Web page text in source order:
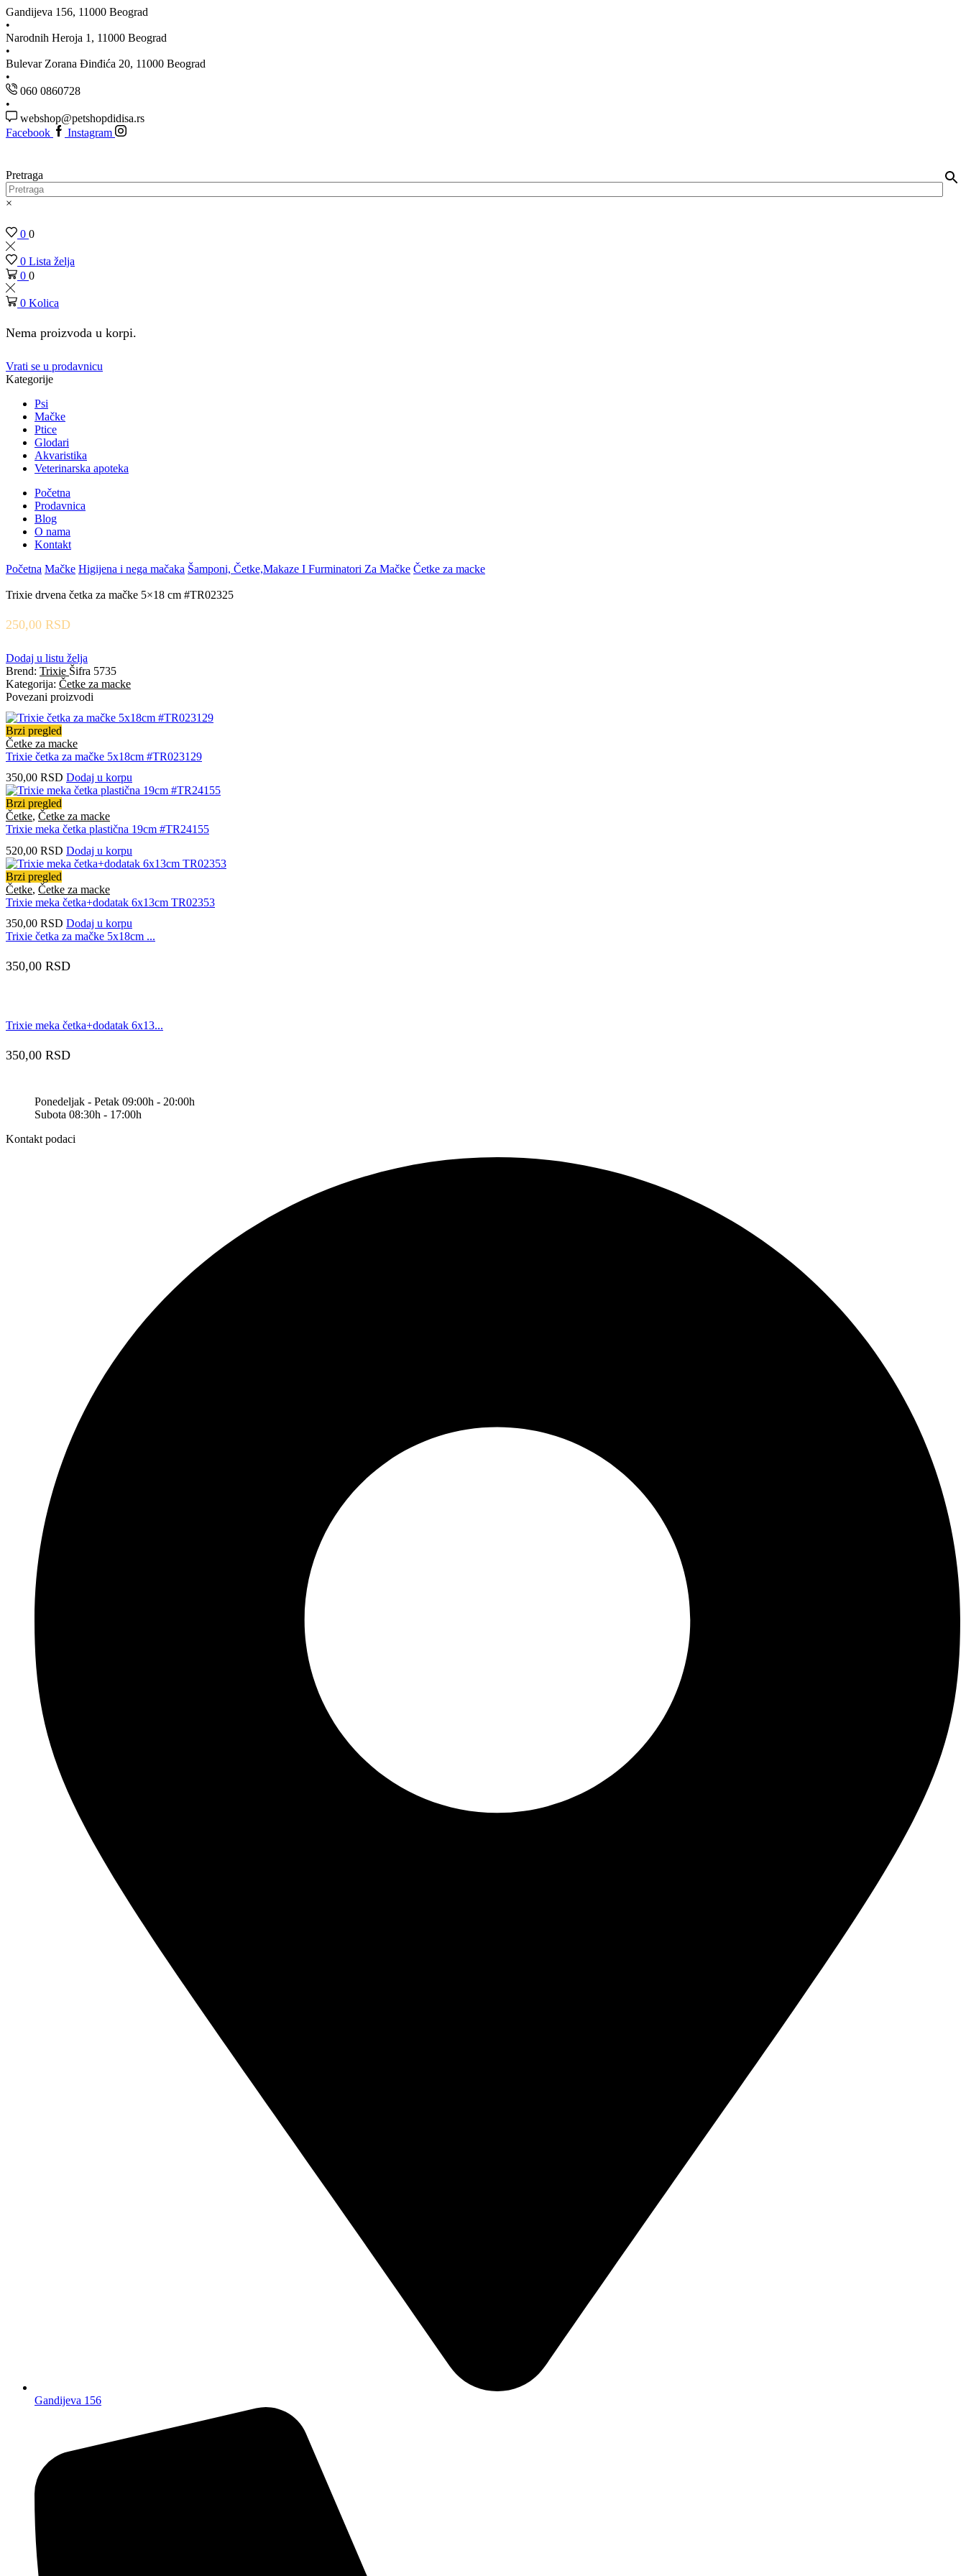
Gandijeva 156, 11000 Beograd
Narodnih Heroja 1, 11000 Beograd
Bulevar Zorana Đinđića 20, 11000 Beograd
060 0860728
webshop@petshopdidisa.rs
Facebook
Instagram
Pretraga
×
0 0
0 Lista želja
0 0
0 Kolica
Nema proizvoda u korpi.
Vrati se u prodavnicu
Kategorije
Psi
Mačke
Ptice
Glodari
Akvaristika
Veterinarska apoteka
Početna
Prodavnica
Blog
O nama
Kontakt
Početna Mačke Higijena i nega mačaka Šamponi, Četke,Makaze I Furminatori Za Mačke Četke za macke
Trixie drvena četka za mačke 5×18 cm #TR02325
250,00 RSD
Dodaj u listu želja
Brend: Trixie Šifra 5735
Kategorija: Četke za macke
Povezani proizvodi
Brzi pregled
Četke za macke
Trixie četka za mačke 5x18cm #TR023129
350,00 RSD Dodaj u korpu
Brzi pregled
Četke, Četke za macke
Trixie meka četka plastična 19cm #TR24155
520,00 RSD Dodaj u korpu
Brzi pregled
Četke, Četke za macke
Trixie meka četka+dodatak 6x13cm TR02353
350,00 RSD Dodaj u korpu
Trixie četka za mačke 5x18cm ...
350,00 RSD
Trixie meka četka+dodatak 6x13...
350,00 RSD
Ponedeljak - Petak 09:00h - 20:00h
Subota 08:30h - 17:00h
Kontakt podaci
Gandijeva 156